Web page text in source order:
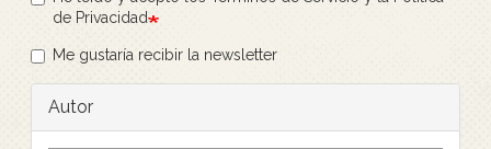
de Privacidad
Me gustaría recibir la newsletter
Autor